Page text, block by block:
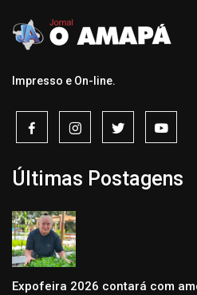
Impresso e On-line.
Últimas Postagens
Expofeira 2026 contará com